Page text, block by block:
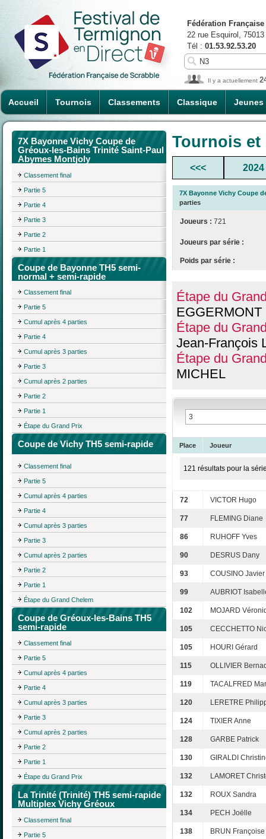
Accueil Tournois Classements Classique Jeunes
Fédération
22 rue Esquirol,
Tél : 01.53.92.53.20
Il y a actuellement
7X Bayonne Vichy Coupe de
Gréoux-les-Bains Trinité Saint-Paul
Abymes Montjoly
Classement final
Partie 5
Partie 4
Partie 3
Partie 2
Partie 1
Coupe de Bayonne TH5 semi-
normal + semi-rapide
Classement final
Partie 5
Cumul après 4 parties
Partie 4
Cumul après 3 parties
Partie 3
Cumul après 2 parties
Partie 2
Partie 1
Étape du Grand Prix
Coupe de Vichy TH5 semi-rapide
Classement final
Partie 5
Cumul après 4 parties
Partie 4
Cumul après 3 parties
Partie 3
Cumul après 2 parties
Partie 2
Partie 1
Étape du Grand Chelem
Coupe de Gréoux-les-Bains TH5
semi-rapide
Classement final
Partie 5
Cumul après 4 parties
Partie 4
Cumul après 3 parties
Partie 3
Cumul après 2 parties
Partie 2
Partie 1
Étape du Grand Prix
La Trinité (Trinité) TH5 semi-rapide
Multiplex Vichy Gréoux
Classement final
Partie 5
Tournois
<<< 2024
7X Bayonne Vichy Coupe
parties
Joueurs : 721
Joueurs par série :
Poids par série :
Étape du
EGGERMONT
Étape du
Jean-François
Étape du
MICHEL
Place Joueur
121 résultats pour la
72 VICTOR Hugo
77 FLEMING Diane
86 RUHOFF Yves
90 DESRUS Dany
93 COUSINO Javier
99 AUBRIOT
102 MOJARD
105 CECCHETTO
105 HOURI Gérard
115 OLLIVIER
119 TACALFRED
120 LERETRE
124 TIXIER Anne
128 GARBE Patrick
130 GIRALDI
132 LAMORET
132 ROUX Sandra
134 PECH Joëlle
138 BRUN Françoise